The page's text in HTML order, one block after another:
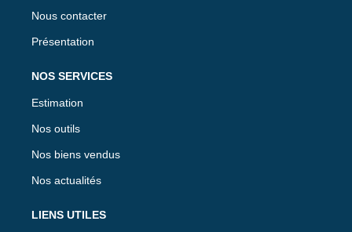
Nous contacter
Présentation
NOS SERVICES
Estimation
Nos outils
Nos biens vendus
Nos actualités
LIENS UTILES